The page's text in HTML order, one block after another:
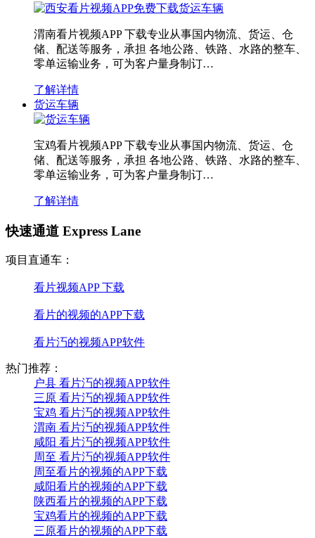
渭南看片视频APP 下载专业从事国内物流、货运、仓
储、配送等服务，承担 各地公路、铁路、水路的整车、
零单运输业务，可为客户量身制订…
了解详情
货运车辆
宝鸡看片视频APP 下载专业从事国内物流、货运、仓
储、配送等服务，承担 各地公路、铁路、水路的整车、
零单运输业务，可为客户量身制订…
了解详情
快速通道 Express Lane
项目直通车：
看片视频APP 下载
看片的视频的APP下载
看片汅的视频APP软件
热门推荐：
户县 看片汅的视频APP软件
三原 看片汅的视频APP软件
宝鸡 看片汅的视频APP软件
渭南 看片汅的视频APP软件
咸阳 看片汅的视频APP软件
周至 看片汅的视频APP软件
周至看片的视频的APP下载
咸阳看片的视频的APP下载
陕西看片的视频的APP下载
宝鸡看片的视频的APP下载
三原看片的视频的APP下载